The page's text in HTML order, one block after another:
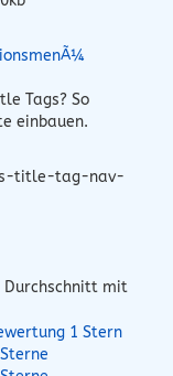
Tags? So
einbauen.
title-tag-nav-
Durchschnitt mit